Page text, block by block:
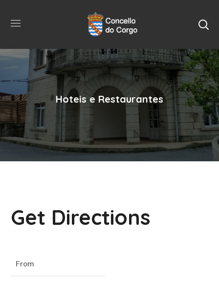
Hoteis e Restaurantes
Get Directions